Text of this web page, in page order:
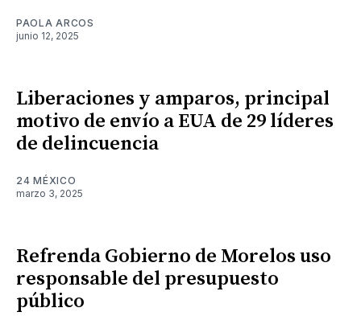
PAOLA ARCOS
junio 12, 2025
Liberaciones y amparos, principal
motivo de envío a EUA de 29 líderes
de delincuencia
24 MÉXICO
marzo 3, 2025
Refrenda Gobierno de Morelos uso
responsable del presupuesto
público